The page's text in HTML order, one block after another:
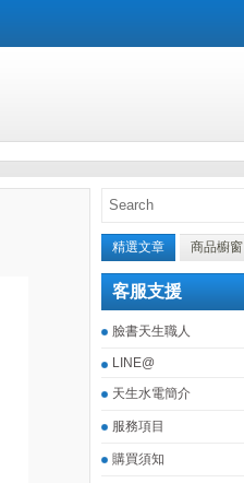
精選文章 商品櫥窗
客服支援
臉書天生職人
LINE@
天生水電簡介
服務項目
購買須知